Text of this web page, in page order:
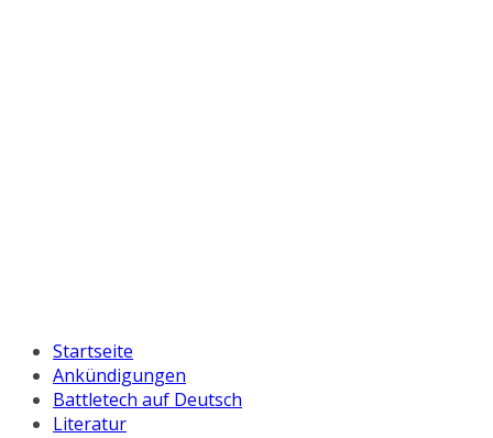
Startseite
Ankündigungen
Battletech auf Deutsch
Literatur